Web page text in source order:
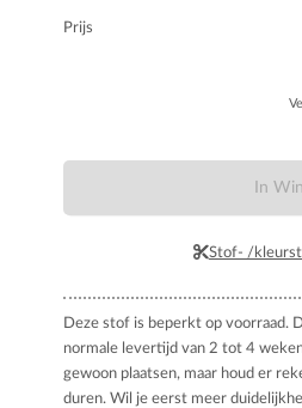
Prijs
In
Stof- /
Deze stof is beperkt op voorraad.
normale levertijd van 2 tot 4
gewoon plaatsen, maar houd er
duren. Wil je eerst meer